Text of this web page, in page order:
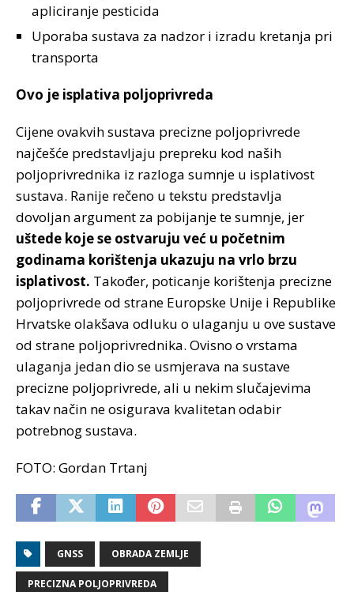
apliciranje pesticida
Uporaba sustava za nadzor i izradu kretanja pri
transporta
Ovo je isplativa poljoprivreda
Cijene ovakvih sustava precizne poljoprivrede
najčešće predstavljaju prepreku kod naših
poljoprivrednika iz razloga sumnje u isplativost
sustava. Ranije rečeno u tekstu predstavlja
dovoljan argument za pobijanje te sumnje, jer
uštede koje se ostvaruju već u početnim
godinama korištenja ukazuju na vrlo brzu
isplativost. Također, poticanje korištenja precizne
poljoprivrede od strane Europske Unije i Republike
Hrvatske olakšava odluku o ulaganju u ove sustave
od strane poljoprivrednika. Ovisno o vrstama
ulaganja jedan dio se usmjerava na sustave
precizne poljoprivrede, ali u nekim slučajevima
takav način ne osigurava kvalitetan odabir
potrebnog sustava.
FOTO: Gordan Trtanj
GNSS OBRADA ZEMLJE
PRECIZNA POLJOPRIVREDA